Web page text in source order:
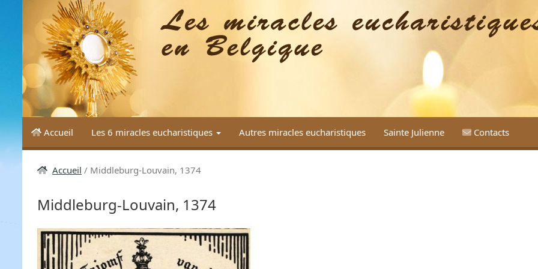
Accueil Les 6 miracles eucharistiques Autres miracles eucharistiques Sainte Julienne Contacts
Accueil Middleburg-Louvain, 1374
Middleburg-Louvain, 1374